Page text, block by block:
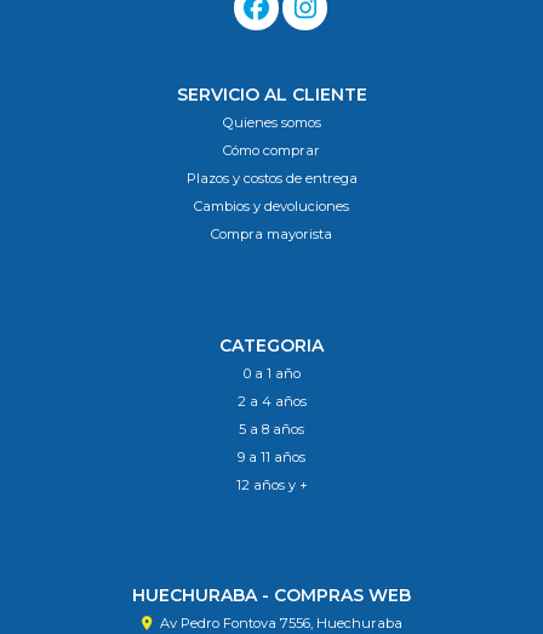
SERVICIO AL CLIENTE
Quienes somos
Cómo comprar
Plazos y costos de entrega
Cambios y devoluciones
Compra mayorista
CATEGORIA
0 a 1 año
2 a 4 años
5 a 8 años
9 a 11 años
12 años y +
HUECHURABA - COMPRAS WEB
Av Pedro Fontova 7556, Huechuraba